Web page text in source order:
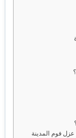
فوم المدينة